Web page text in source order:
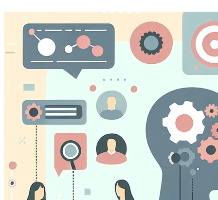
Ti piškotki so bistveni za delovanje spletne strani in jih
nastavijo le kot odziv na vaša dejanja, ki predstavljajo
Analitični piškotki
Ti piškotki nam omogočajo štetje obiskov in virov
naše spletne strani. Pomagajo nam vedeti, katere strani
kako se obiskovalci premikajo po spletni strani.
Trženjski piškotki
Te piškotke lahko na naši spletni strani nastavijo naši
uporabljajo za izgradnjo profila vaših interesov in vam
straneh.
Piškotki za nastavitve